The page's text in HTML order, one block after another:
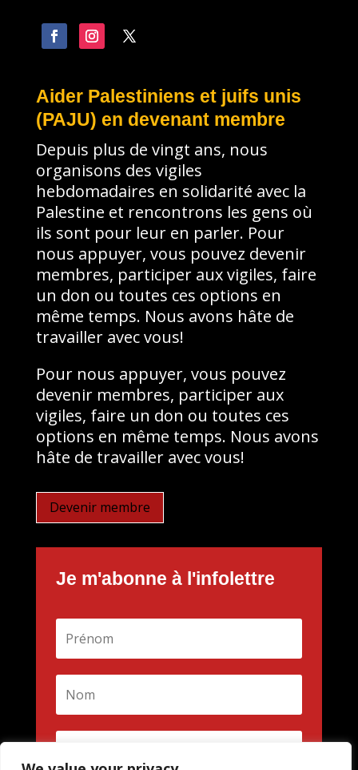
Aider Palestiniens et juifs unis
(PAJU) en devenant membre
Depuis plus de vingt ans, nous
organisons des vigiles
hebdomadaires en solidarité avec la
Palestine et rencontrons les gens où
ils sont pour leur en parler. Pour
nous appuyer, vous pouvez devenir
membres, participer aux vigiles, faire
un don ou toutes ces options en
même temps. Nous avons hâte de
travailler avec vous!
Pour nous appuyer, vous pouvez
devenir membres, participer aux
vigiles, faire un don ou toutes ces
options en même temps. Nous avons
hâte de travailler avec vous!
Devenir membre
Je m'abonne à l'infolettre